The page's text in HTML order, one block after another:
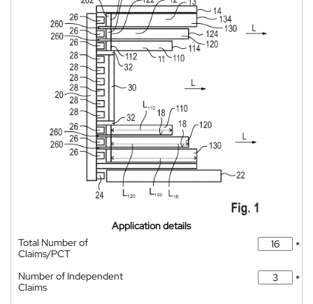
Application details
Total Number of
Claims/PCT
*
Number of Independent
Claims
*